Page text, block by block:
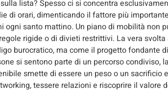
lista? Spesso ci si concentra
di orari, dimenticando il fattore più
ogni santo mattino. Un piano di mobilità non
rigide o di divieti restrittivi. La vera
burocratico, ma come il progetto fondante
si sentono parte di un percorso condiviso,
smette di essere un peso o un sacrificio
tessere relazioni e riscoprire il valore